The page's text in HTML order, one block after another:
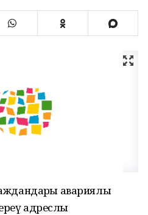
авариялы
адреслы